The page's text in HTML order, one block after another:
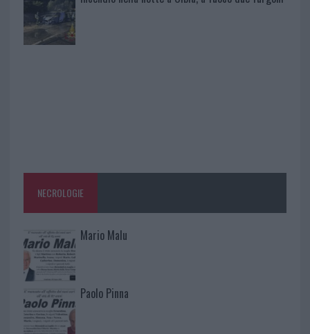
NECROLOGIE
Mario Malu
Paolo Pinna